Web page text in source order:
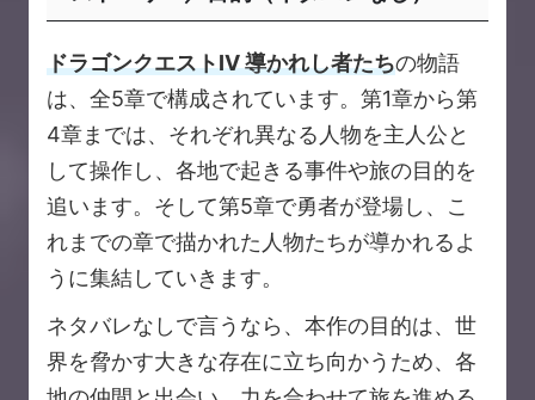
ドラゴンクエストIV 導かれし者たちの物語
は、全5章で構成されています。第1章から第
4章までは、それぞれ異なる人物を主人公と
して操作し、各地で起きる事件や旅の目的を
追います。そして第5章で勇者が登場し、こ
れまでの章で描かれた人物たちが導かれるよ
うに集結していきます。
ネタバレなしで言うなら、本作の目的は、世
界を脅かす大きな存在に立ち向かうため、各